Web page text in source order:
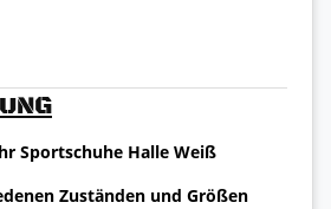
Sportschuhe Halle Weiß
Zuständen und Größen